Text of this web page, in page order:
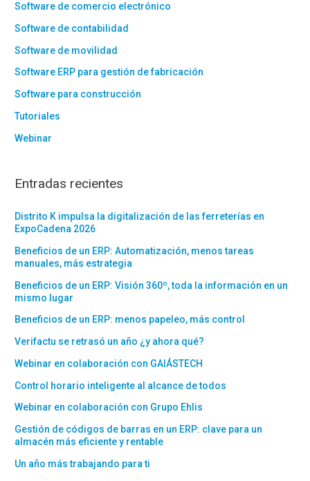
Software de comercio electrónico
Software de contabilidad
Software de movilidad
Software ERP para gestión de fabricación
Software para construcción
Tutoriales
Webinar
Entradas recientes
Distrito K impulsa la digitalización de las ferreterías en
ExpoCadena 2026
Beneficios de un ERP: Automatización, menos tareas
manuales, más estrategia
Beneficios de un ERP: Visión 360º, toda la información en un
mismo lugar
Beneficios de un ERP: menos papeleo, más control
Verifactu se retrasó un año ¿y ahora qué?
Webinar en colaboración con GAIÁSTECH
Control horario inteligente al alcance de todos
Webinar en colaboración con Grupo Ehlis
Gestión de códigos de barras en un ERP: clave para un
almacén más eficiente y rentable
Un año más trabajando para ti